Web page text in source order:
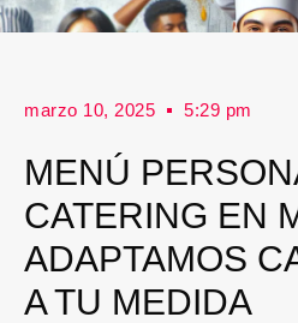
marzo 10, 2025 5:29 pm
MENÚ
CATERING EN
ADAPTAMOS
A TU MEDIDA